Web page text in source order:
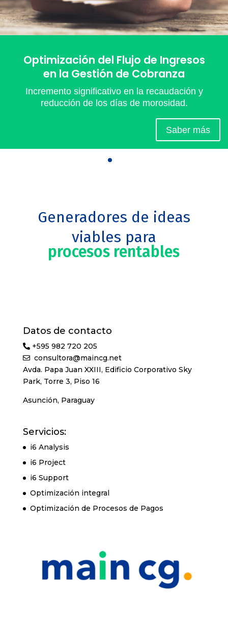
Optimización del Flujo de Ingresos
en la Gestión de Cobranza
Incremento significativo en la recaudación y
reducción de los días de morosidad.
Saber más
Generadores de ideas
viables para
procesos rentables
Datos de contacto
+595 982 720 205
consultora@maincg.net
Avda. Papa Juan XXIII, Edificio Corporativo Sky
Park, Torre 3, Piso 16
Asunción, Paraguay
Servicios:
i6 Analysis
i6 Project
i6 Support
Optimización integral
Optimización de Procesos de Pagos